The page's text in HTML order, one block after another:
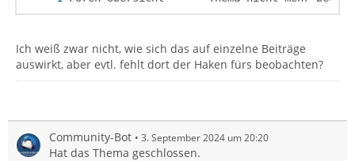
Ich weiß zwar nicht, wie sich das auf einzelne Beiträge
auswirkt, aber evtl. fehlt dort der Haken fürs beobachten?
Community-Bot 3. September 2024 um 20:20
Hat das Thema geschlossen.